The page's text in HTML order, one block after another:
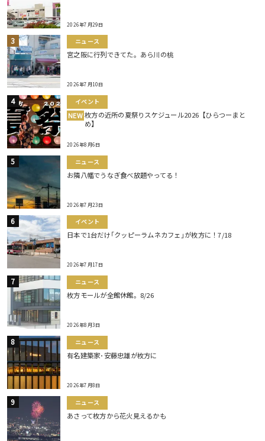
2026年7月29日
ニュース
宮之阪に行列できてた。あら川の桃
2026年7月10日
イベント
NEW 枚方の近所の夏祭りスケジュール2026【ひらつーまと
め】
2026年8月6日
ニュース
お隣八幡でうなぎ食べ放題やってる！
2026年7月23日
イベント
日本で1台だけ｢クッピーラムネカフェ｣が枚方に！7/18
2026年7月17日
ニュース
枚方モールが全館休館。8/26
2026年8月3日
ニュース
有名建築家･安藤忠雄が枚方に
2026年7月8日
ニュース
あさって枚方から花火見えるかも